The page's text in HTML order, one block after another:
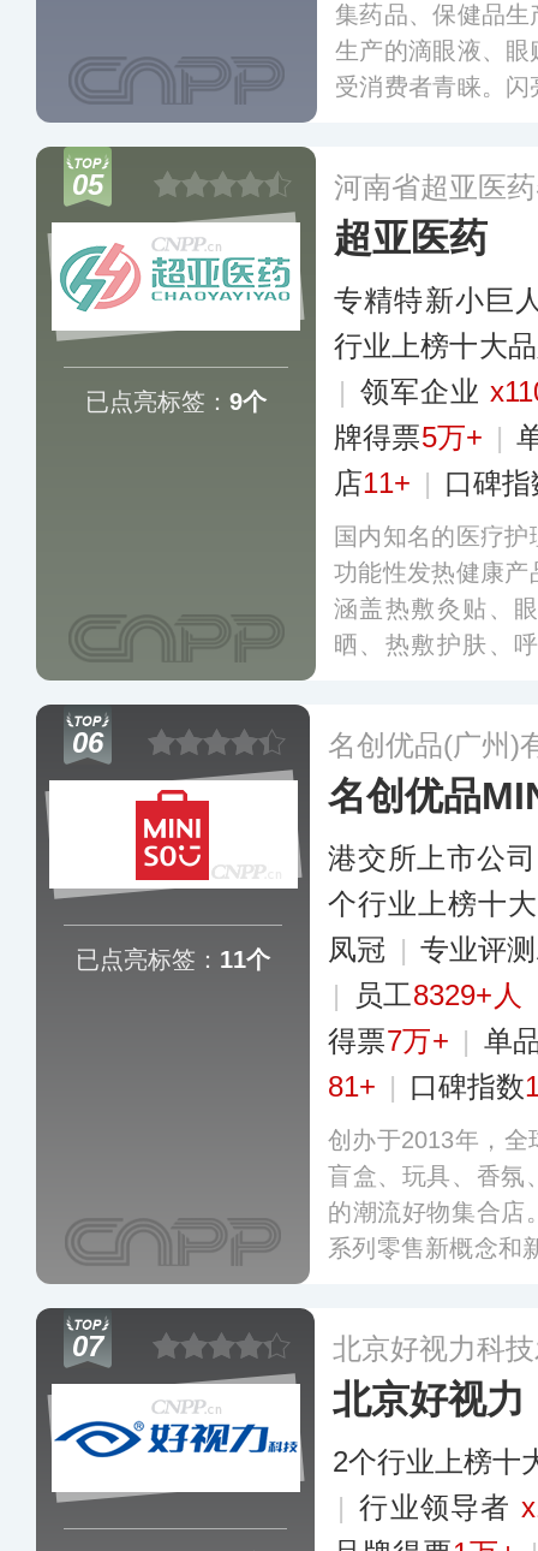
集药品、保健品
生产的滴眼液、
受消费者青睐。
眼部健康解决方
05
已点亮标签： 9个
河南省超亚医
超亚医药
专精特新小巨
行业上榜十大
| 领军企业
牌得票5万+ |
店11+ | 口碑指
国内知名的医疗
功能性发热健康
涵盖热敷灸贴、
晒、热敷护肤、
国各地。更多
06
已点亮标签： 11个
名创优品(广州)
名创优品
港交所上市公司
个行业上榜十
凤冠 | 专业评
|
员工8329+人
得票7万+ | 单
81+ | 口碑指数
创办于2013年，全
盲盒、玩具、香氛
的潮流好物集合店
系列零售新概念和
前服务门店已覆盖
07 北京好视力科
北京好视力
2个行业上榜十
| 行业领导者